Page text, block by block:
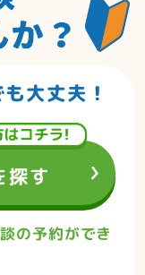
大丈夫！
探す
の予約ができ